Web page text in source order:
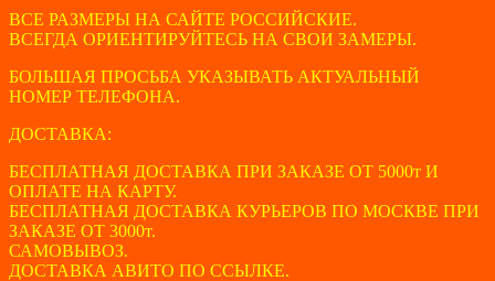
ВСЕ РАЗМЕРЫ НА САЙТЕ РОССИЙСКИЕ.
ВСЕГДА ОРИЕНТИРУЙТЕСЬ НА СВОИ ЗАМЕРЫ.
БОЛЬШАЯ ПРОСЬБА УКАЗЫВАТЬ АКТУАЛЬНЫЙ
НОМЕР ТЕЛЕФОНА.
ДОСТАВКА:
БЕСПЛАТНАЯ ДОСТАВКА ПРИ ЗАКАЗЕ ОТ 5000т И
ОПЛАТЕ НА КАРТУ.
БЕСПЛАТНАЯ ДОСТАВКА КУРЬЕРОВ ПО МОСКВЕ ПРИ
ЗАКАЗЕ ОТ 3000т.
САМОВЫВОЗ.
ДОСТАВКА АВИТО ПО ССЫЛКЕ.